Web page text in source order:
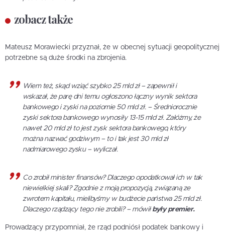
zobacz także
Mateusz Morawiecki przyznał, że w obecnej sytuacji geopolitycznej
potrzebne są duże środki na zbrojenia.
Wiem też, skąd wziąć szybko 25 mld zł – zapewnił i
wskazał, że parę dni temu ogłoszono łączny wynik sektora
bankowego i zyski na poziomie 50 mld zł. – Średniorocznie
zyski sektora bankowego wynosiły 13-15 mld zł. Załóżmy, że
nawet 20 mld zł to jest zysk sektora bankowego, który
można nazwać godziwym – to i tak jest 30 mld zł
nadmiarowego zysku – wyliczał.
Co zrobił minister finansów? Dlaczego opodatkował ich w tak
niewielkiej skali? Zgodnie z moją propozycją, związaną ze
zwrotem kapitału, mielibyśmy w budżecie państwa 25 mld zł.
Dlaczego rządzący tego nie zrobili? – mówił były premier.
Prowadzący przypomniał, że rząd podniósł podatek bankowy i